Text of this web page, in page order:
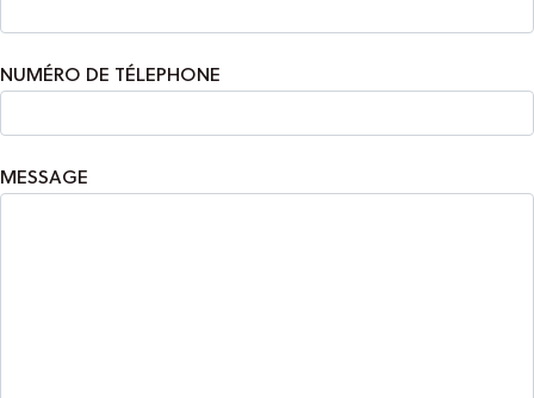
NUMÉRO DE TÉLEPHONE
MESSAGE